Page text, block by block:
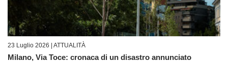
23 Luglio 2026 | ATTUALITÀ
Milano, Via Toce: cronaca di un disastro annunciato